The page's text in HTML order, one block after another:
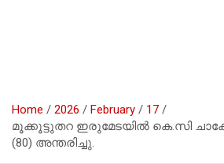
Home 2026 February
17
മൂക്കൂട്ടുതറ ഇരുമേടയിൽ കെ.സി
(80) അന്തരിച്ചു.